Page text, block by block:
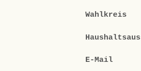
Wahlkreis
E-Mail